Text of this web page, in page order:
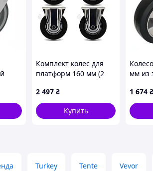
Комплект колес для
платформ 160 мм (2
двойным тормозом)
600 кг
2 497 ₴
Купить
мм из
1 674 ₴
Turkey Tente Vevor